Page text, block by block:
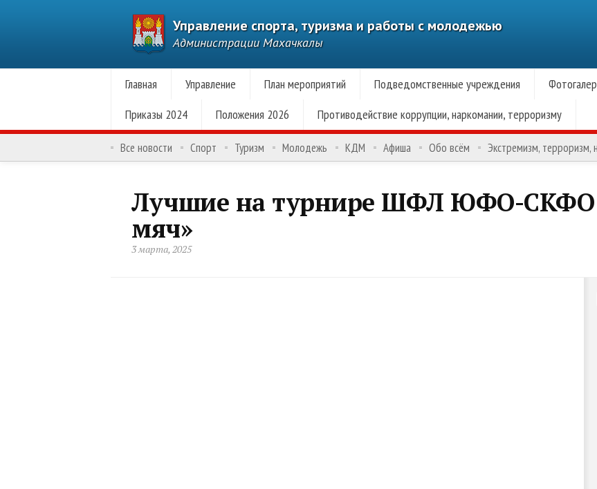
Управление спорта, туризма и работы с молодежью
Администрации Махачкалы
Главная Управление План мероприятий Подведомственные учреждения
Приказы 2024
Положения 2026 Противодействие коррупции, наркомании, терроризму
Все новости Спорт Туризм Молодежь КДМ Афиша Обо всём Экстремизм, терроризм,
Лучшие на турнире ШФЛ ЮФО-
мяч»
3 марта, 2025